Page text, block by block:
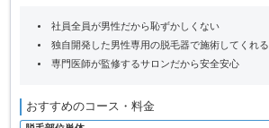
社員全員が男性だから恥ずかしくない
独自開発した男性専用の脱毛器で施術してくれる
専門医師が監修するサロンだから安全安心
おすすめのコース・料金